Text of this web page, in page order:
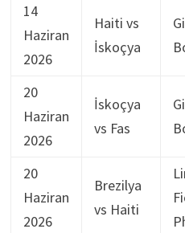
14
Haziran
2026
Haiti vs
İskoçya
20
Haziran
2026
İskoçya
vs Fas
20
Haziran
2026
Brezilya
vs Haiti